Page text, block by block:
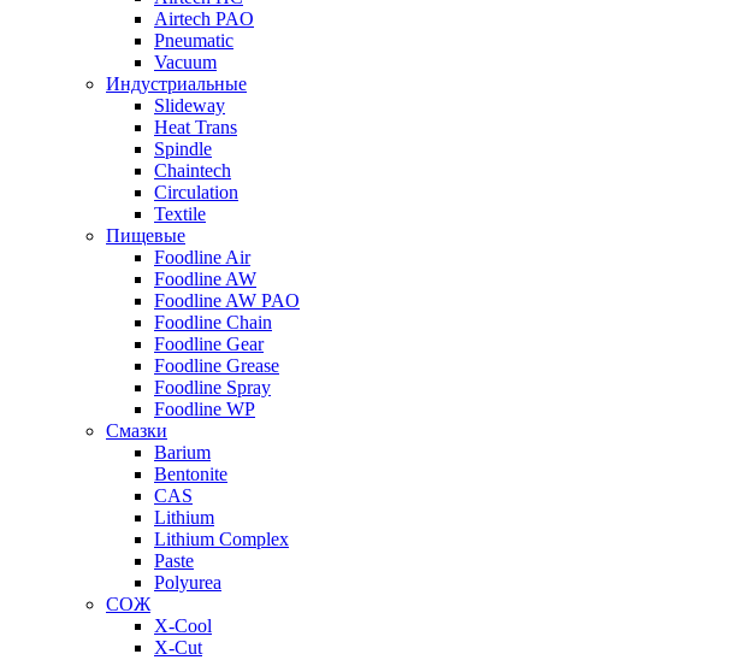
Airtech PAO
Pneumatic
Vacuum
Индустриальные
Slideway
Heat Trans
Spindle
Chaintech
Circulation
Textile
Пищевые
Foodline Air
Foodline AW
Foodline AW PAO
Foodline Chain
Foodline Gear
Foodline Grease
Foodline Spray
Foodline WP
Смазки
Barium
Bentonite
CAS
Lithium
Lithium Complex
Paste
Polyurea
СОЖ
X-Cool
X-Cut